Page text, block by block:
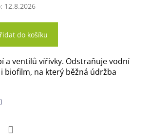
12.8.2026
do košíku
a ventilů vířivky. Odstraňuje vodní
biofilm, na který běžná údržba